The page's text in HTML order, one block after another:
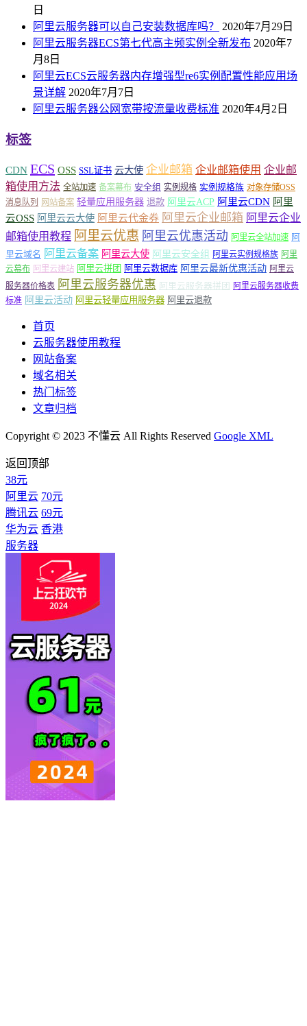
日
阿里云服务器可以自己安装数据库吗？
2020年7月29日
阿里云服务器ECS第七代高主频实例全新发布 2020年7
月8日
阿里云ECS云服务器内存增强型re6实例配置性能应用场
景详解 2020年7月7日
阿里云服务器公网宽带按流量收费标准 2020年4月2日
标签
CDN ECS OSS SSL证书 云大使 企业邮箱 企业邮箱使用 企业邮
箱使用方法 全站加速 备案幕布 安全组 实例规格 实例规格族 对象存储OSS
消息队列
网站备案 轻量应用服务器 退款 阿里云ACP 阿里云CDN 阿里
云OSS 阿里云云大使 阿里云代金券 阿里云企业邮箱 阿里云企业
邮箱使用教程 阿里云优惠 阿里云优惠活动 阿里云全站加速 阿
里云域名 阿里云备案 阿里云大使 阿里云安全组 阿里云实例规格族 阿里
云幕布 阿里云建站 阿里云拼团 阿里云数据库 阿里云最新优惠活动 阿里云
服务器价格表 阿里云服务器优惠 阿里云服务器拼团 阿里云服务器收费
标准 阿里云活动 阿里云轻量应用服务器 阿里云退款
首页
云服务器使用教程
网站备案
域名相关
热门标签
文章归档
Copyright © 2023 不懂云 All Rights Reserved Google XML
返回顶部
38元
阿里云 70元
腾讯云 69元
华为云 香港
服务器